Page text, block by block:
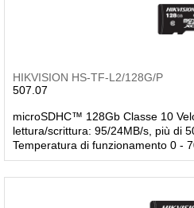
HIKVISION HS-TF-L2/128G/P
507.07
microSDHC™ 128Gb Classe 10
lettura/scrittura: 95/24MB/s, più di
Temperatura di funzionamento 0 -